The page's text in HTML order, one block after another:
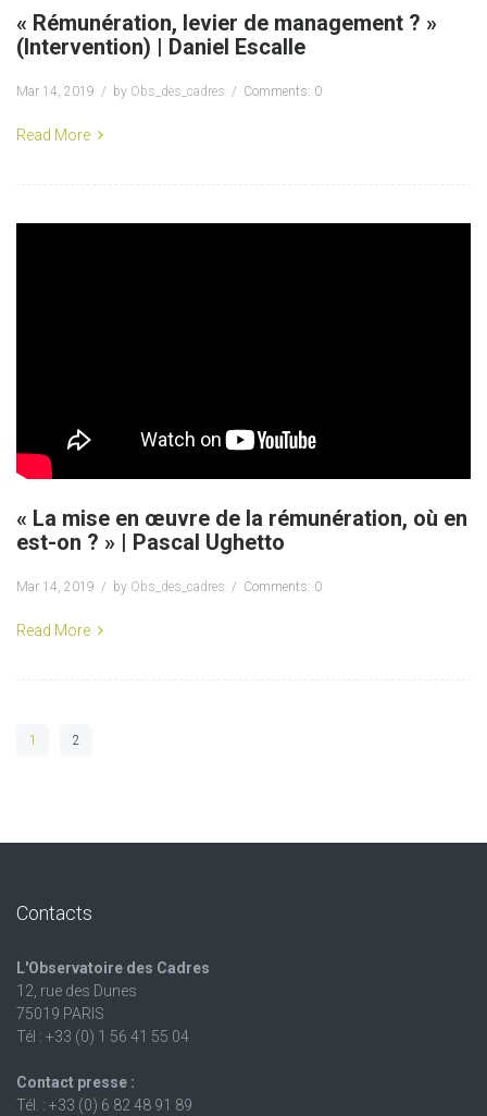
« Rémunération, levier de management ? »
(Intervention) | Daniel Escalle
Mar 14, 2019 by Obs_des_cadres Comments: 0
Read More
« La mise en œuvre de la rémunération, où en
est-on ? » | Pascal Ughetto
Mar 14, 2019 by Obs_des_cadres Comments: 0
Read More
1 2
Contacts
L'Observatoire des Cadres
12, rue des Dunes
75019 PARIS
Tél : +33 (0) 1 56 41 55 04
Contact presse :
Tél. : +33 (0) 6 82 48 91 89